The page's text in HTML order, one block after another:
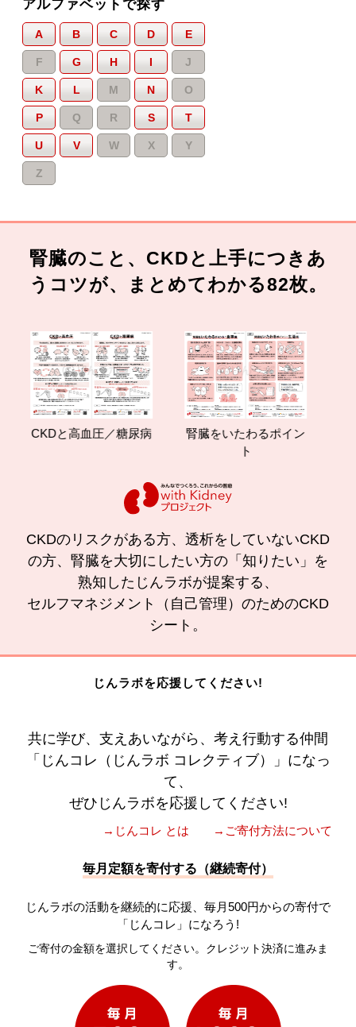
アルファベットで探す
A B C D E
F G H I J
K L M N O
P Q R S T
U V W X Y
Z
腎臓のこと、CKDと上手につきあ
うコツが、まとめてわかる82枚。
CKDと高血圧／糖尿病
腎臓をいたわるポイン
CKDのリスクがある方、透析をしていないCKD
の方、腎臓を大切にしたい方の「知りたい」を
熟知したじんラボが提案する、
セルフマネジメント（自己管理）のためのCKD
シート。
じんラボを応援してください!
共に学び、支えあいながら、考え行動する仲間
「じんコレ（じんラボ コレクティブ）」になっ
て、
ぜひじんラボを応援してください!
→じんコレ とは →ご寄付方法について
毎月定額を寄付する（継続寄付）
じんラボの活動を継続的に応援、毎月500円からの寄付で
「じんコレ」になろう!
ご寄付の金額を選択してください。クレジット決済に進みま
す。